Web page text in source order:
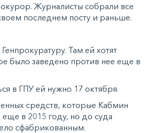
Журналисты собрали все
последнем посту и раньше.
Там ей хотят
было заведено против нее еще в
в ГПУ ей нужно 17 октября.
средств, которые Кабмин
в 2015 году, но до суда
сфабрикованным.